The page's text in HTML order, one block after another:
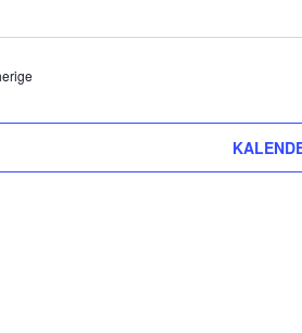
Veranstaltungen